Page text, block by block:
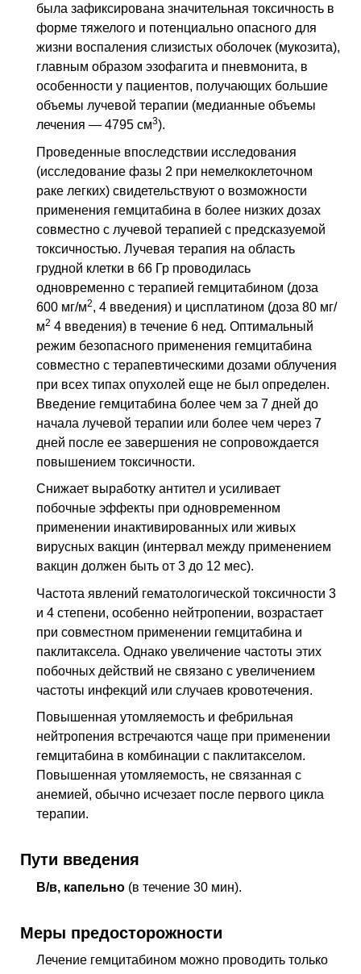
была зафиксирована значительная токсичность в
форме тяжелого и потенциально опасного для
жизни воспаления слизистых оболочек (мукозита),
главным образом эзофагита и пневмонита, в
особенности у пациентов, получающих большие
объемы лучевой терапии (медианные объемы
лечения — 4795 см3).
Проведенные впоследствии исследования
(исследование фазы 2 при немелкоклеточном
раке легких) свидетельствуют о возможности
применения гемцитабина в более низких дозах
совместно с лучевой терапией с предсказуемой
токсичностью. Лучевая терапия на область
грудной клетки в 66 Гр проводилась
одновременно с терапией гемцитабином (доза
600 мг/м2, 4 введения) и цисплатином (доза 80 мг/
м2 4 введения) в течение 6 нед. Оптимальный
режим безопасного применения гемцитабина
совместно с терапевтическими дозами облучения
при всех типах опухолей еще не был определен.
Введение гемцитабина более чем за 7 дней до
начала лучевой терапии или более чем через 7
дней после ее завершения не сопровождается
повышением токсичности.
Снижает выработку антител и усиливает
побочные эффекты при одновременном
применении инактивированных или живых
вирусных вакцин (интервал между применением
вакцин должен быть от 3 до 12 мес).
Частота явлений гематологической токсичности 3
и 4 степени, особенно нейтропении, возрастает
при совместном применении гемцитабина и
паклитаксела. Однако увеличение частоты этих
побочных действий не связано с увеличением
частоты инфекций или случаев кровотечения.
Повышенная утомляемость и фебрильная
нейтропения встречаются чаще при применении
гемцитабина в комбинации с паклитакселом.
Повышенная утомляемость, не связанная с
анемией, обычно исчезает после первого цикла
терапии.
Пути введения
В/в, капельно (в течение 30 мин).
Меры предосторожности
Лечение гемцитабином можно проводить только